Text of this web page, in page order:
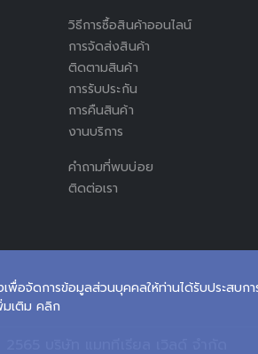
อจัดการข้อมูลส่วนบุคคลให้ท่านได้รับประสบก
มเติม คลิก
วิธีการซื้อสินค้าออนไลน์
การจัดส่งสินค้า
ติดตามสินค้า
การรับประกัน
การคืนสินค้า
งานบริการ
คำถามที่พบบ่อย
ติดต่อเรา